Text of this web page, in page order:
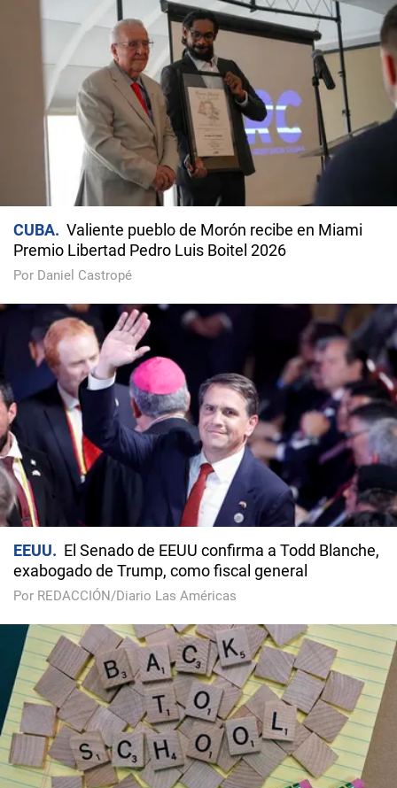
CUBA
Valiente pueblo de Morón recibe en Miami
Premio Libertad Pedro Luis Boitel 2026
Por Daniel Castropé
EEUU
El Senado de EEUU confirma a Todd Blanche,
exabogado de Trump, como fiscal general
Por REDACCIÓN/Diario Las Américas